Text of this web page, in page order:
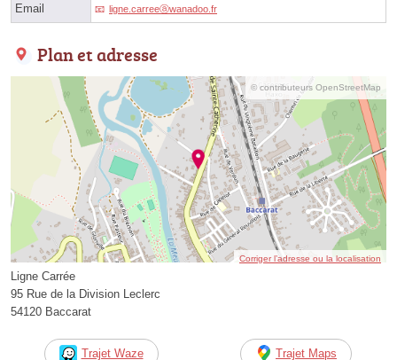
Email ligne.carreeⓐwanadoo.fr
Plan et adresse
© contributeurs OpenStreetMap
Corriger l’adresse ou la localisation
Ligne Carrée
95 Rue de la Division Leclerc
54120 Baccarat
Trajet Waze Trajet Maps